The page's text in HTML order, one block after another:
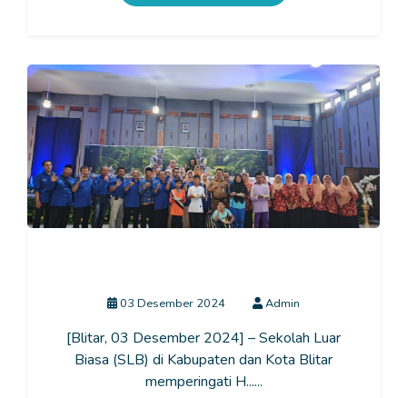
03 Desember 2024 Admin
[Blitar, 03 Desember 2024] – Sekolah Luar
Biasa (SLB) di Kabupaten dan Kota Blitar
memperingati H......